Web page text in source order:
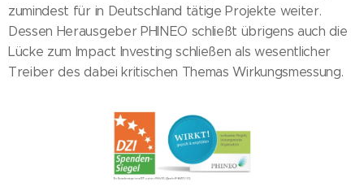
zumindest für in Deutschland tätige Projekte weiter.
Dessen Herausgeber PHINEO schließt übrigens auch die
Lücke zum Impact Investing schließen als wesentlicher
Treiber des dabei kritischen Themas Wirkungsmessung.